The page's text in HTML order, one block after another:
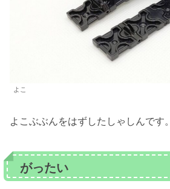
よこ
よこぶぶんをはずしたしゃしんです。
がったい